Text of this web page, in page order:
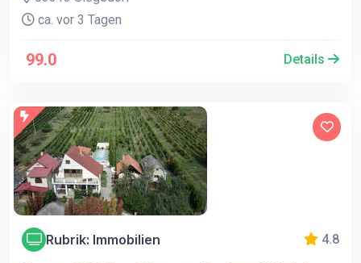
ca. vor 3 Tagen
99.0 Details
Rubrik: Immobilien 4.8